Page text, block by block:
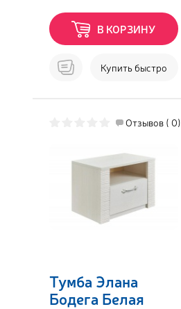
В КОРЗИНУ
Купить быстро
Отзывов ( 0)
Тумба Элана
Бодега Белая